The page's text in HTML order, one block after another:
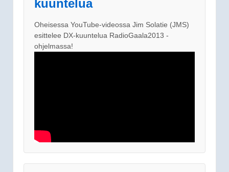
kuuntelua
Oheisessa YouTube-videossa Jim Solatie (JMS)
esittelee DX-kuuntelua RadioGaala2013 -
ohjelmassa!